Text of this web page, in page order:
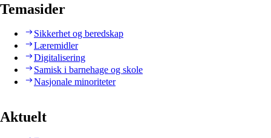
Temasider
Sikkerhet og beredskap
Læremidler
Digitalisering
Samisk i barnehage og skole
Nasjonale minoriteter
Aktuelt